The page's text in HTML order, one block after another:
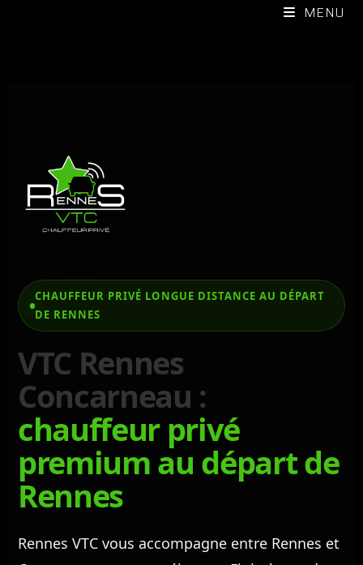
MENU
CHAUFFEUR PRIVÉ LONGUE DISTANCE AU DÉPART
DE RENNES
VTC Rennes
Concarneau :
chauffeur privé
premium au départ de
Rennes
Rennes VTC vous accompagne entre Rennes et